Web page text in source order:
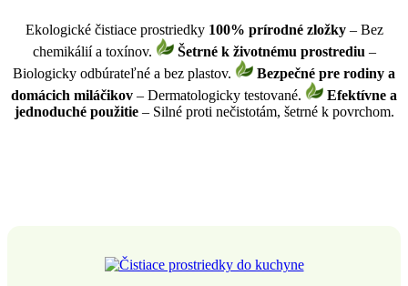
Ekologické čistiace prostriedky 100% prírodné zložky– Bez
chemikálií a toxínov.
Šetrné k životnému prostrediu –
Biologicky odbúrateľné a bez plastov.
Bezpečné pre rodiny a
domácich miláčikov – Dermatologicky testované.
Efektívne a
jednoduché použitie– Silné proti nečistotám, šetrné k povrchom.